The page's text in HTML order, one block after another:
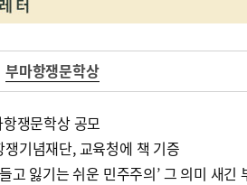
부마항쟁문학상
쟁문학상 공모
기념재단, 교육청에 책 기증
고 잃기는 쉬운 민주주의’ 그 의미 새긴